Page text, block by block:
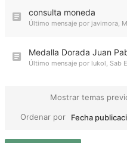
consulta moneda
Último mensaje por javimora,
Medalla Dorada Juan
Último mensaje por lukol, Sab
Mostrar temas
Ordenar por
Fecha